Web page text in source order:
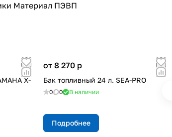
Материал ПЭВП
X-
от 8 270 p
Бак топливный 24 л. SEA-PRO
0 0 В наличии
Подробнее